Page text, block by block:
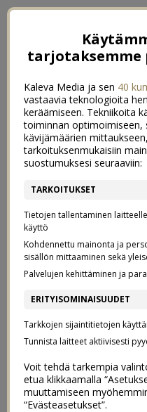
ELÄMÄÄ
tarjotaksemme
Kaleva Media ja sen 40
vastaavia teknologioita
keräämiseen. Tekniikoita
toiminnan optimoimiseen,
kävijämäärien
tarkoituksenmukaisiin
suostumuksesi seuraaviin:
TARKOITUKSET
Tietojen tallentaminen
käyttö
Kohdennettu mainonta ja
sisällön mittaaminen sekä
Palvelujen kehittäminen ja
ERITYISOMINAISUUDET
Tarkkojen sijaintitietojen
Tunnista laitteet aktiivisesti
Voit tehdä tarkempia
etua klikkaamalla
muuttamiseen
“Evästeasetukset”.